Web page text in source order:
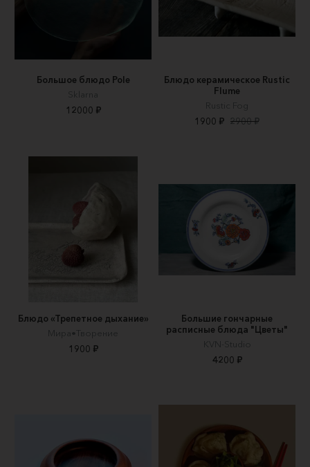
Большое блюдо Pole
Sklarna
12000 ₽
Блюдо керамическое Rustic
Flume
Rustic Fog
1900 ₽ 2900 ₽
Блюдо «Трепетное дыхание»
Мира•Творение
1900 ₽
Большие гончарные
расписные блюда "Цветы"
KVN-Studio
4200 ₽